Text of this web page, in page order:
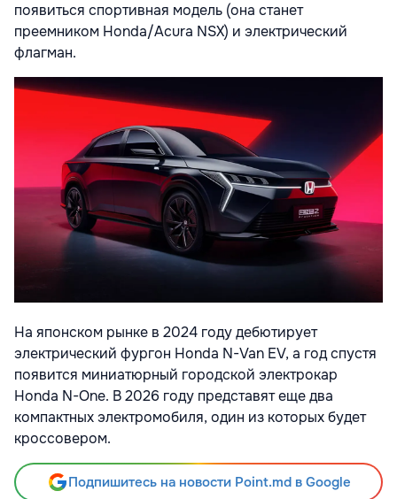
появиться спортивная модель (она станет
преемником Honda/Acura NSX) и электрический
флагман.
На японском рынке в 2024 году дебютирует
электрический фургон Honda N-Van EV, а год спустя
появится миниатюрный городской электрокар
Honda N-One. В 2026 году представят еще два
компактных электромобиля, один из которых будет
кроссовером.
Подпишитесь на новости Point.md в Google